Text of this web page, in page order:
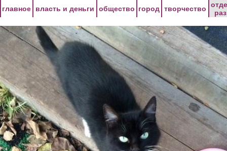
главное власть и деньги общество город творчество